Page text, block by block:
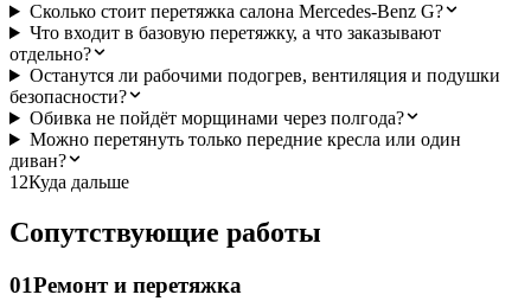
Сколько стоит перетяжка салона Mercedes-Benz G?
Что входит в базовую перетяжку, а что заказывают
отдельно?
Останутся ли рабочими подогрев, вентиляция и подушки
безопасности?
Обивка не пойдёт морщинами через полгода?
Можно перетянуть только передние кресла или один
диван?
12Куда дальше
Сопутствующие работы
01Ремонт и перетяжка